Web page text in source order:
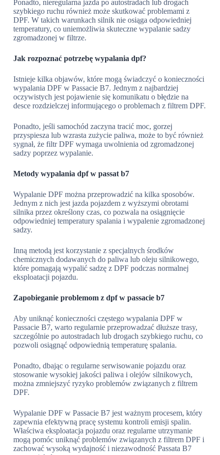
Ponadto, nieregularna jazda po autostradach lub drogach
szybkiego ruchu również może skutkować problemami z
DPF. W takich warunkach silnik nie osiąga odpowiedniej
temperatury, co uniemożliwia skuteczne wypalanie sadzy
zgromadzonej w filtrze.
Jak rozpoznać potrzebę wypalania dpf?
Istnieje kilka objawów, które mogą świadczyć o konieczności
wypalania DPF w Passacie B7. Jednym z najbardziej
oczywistych jest pojawienie się komunikatu o błędzie na
desce rozdzielczej informującego o problemach z filtrem DPF.
Ponadto, jeśli samochód zaczyna tracić moc, gorzej
przyspiesza lub wzrasta zużycie paliwa, może to być również
sygnał, że filtr DPF wymaga uwolnienia od zgromadzonej
sadzy poprzez wypalanie.
Metody wypalania dpf w passat b7
Wypalanie DPF można przeprowadzić na kilka sposobów.
Jednym z nich jest jazda pojazdem z wyższymi obrotami
silnika przez określony czas, co pozwala na osiągnięcie
odpowiedniej temperatury spalania i wypalenie zgromadzonej
sadzy.
Inną metodą jest korzystanie z specjalnych środków
chemicznych dodawanych do paliwa lub oleju silnikowego,
które pomagają wypalić sadzę z DPF podczas normalnej
eksploatacji pojazdu.
Zapobieganie problemom z dpf w passacie b7
Aby uniknąć konieczności częstego wypalania DPF w
Passacie B7, warto regularnie przeprowadzać dłuższe trasy,
szczególnie po autostradach lub drogach szybkiego ruchu, co
pozwoli osiągnąć odpowiednią temperaturę spalania.
Ponadto, dbając o regularne serwisowanie pojazdu oraz
stosowanie wysokiej jakości paliwa i olejów silnikowych,
można zmniejszyć ryzyko problemów związanych z filtrem
DPF.
Wypalanie DPF w Passacie B7 jest ważnym procesem, który
zapewnia efektywną pracę systemu kontroli emisji spalin.
Właściwa eksploatacja pojazdu oraz regularne utrzymanie
mogą pomóc uniknąć problemów związanych z filtrem DPF i
zachować wysoką wydajność i niezawodność Passata B7